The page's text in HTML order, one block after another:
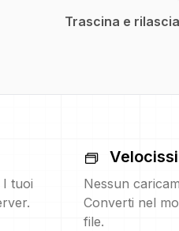
Trascina e rilascia
tuoi
Nessun
Converti nel
file.